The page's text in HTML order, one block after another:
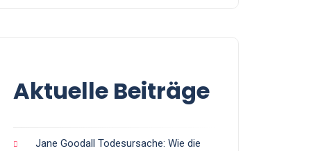
Aktuelle Beiträge
Jane Goodall Todesursache: Wie die